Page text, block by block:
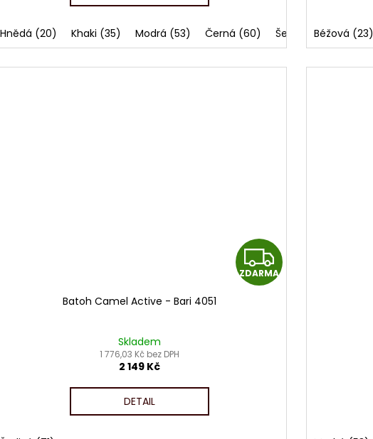
Hnědá (20) Khaki (35) Modrá (53) Černá (60) Šedivá (71)Béžová (23)
Z
D
ZDARMA
Batoh Camel Active - Bari 4051
Skladem
1 776,03 Kč bez DPH
2 149 Kč
DETAIL